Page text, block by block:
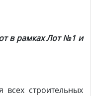
в рамках Лот №1 и
строительных